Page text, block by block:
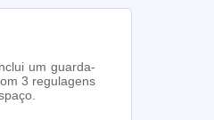
um guarda-
3 regulagens